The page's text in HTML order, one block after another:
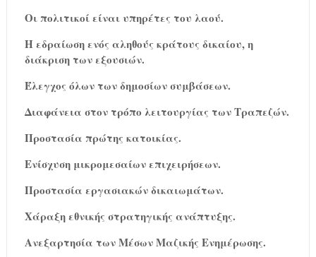
Οι πολιτικοί είναι υπηρέτες του λαού.
Η εδραίωση ενός αληθούς κράτους δικαίου, η
διάκριση των εξουσιών.
Έλεγχος όλων των δημοσίων συμβάσεων.
Διαφάνεια στον τρόπο λειτουργίας των Τραπεζών.
Προστασία πρώτης κατοικίας.
Ενίσχυση μικρομεσαίων επιχειρήσεων.
Προστασία εργασιακών δικαιωμάτων.
Χάραξη εθνικής στρατηγικής ανάπτυξης.
Ανεξαρτησία των Μέσων Μαζικής Ενημέρωσης.